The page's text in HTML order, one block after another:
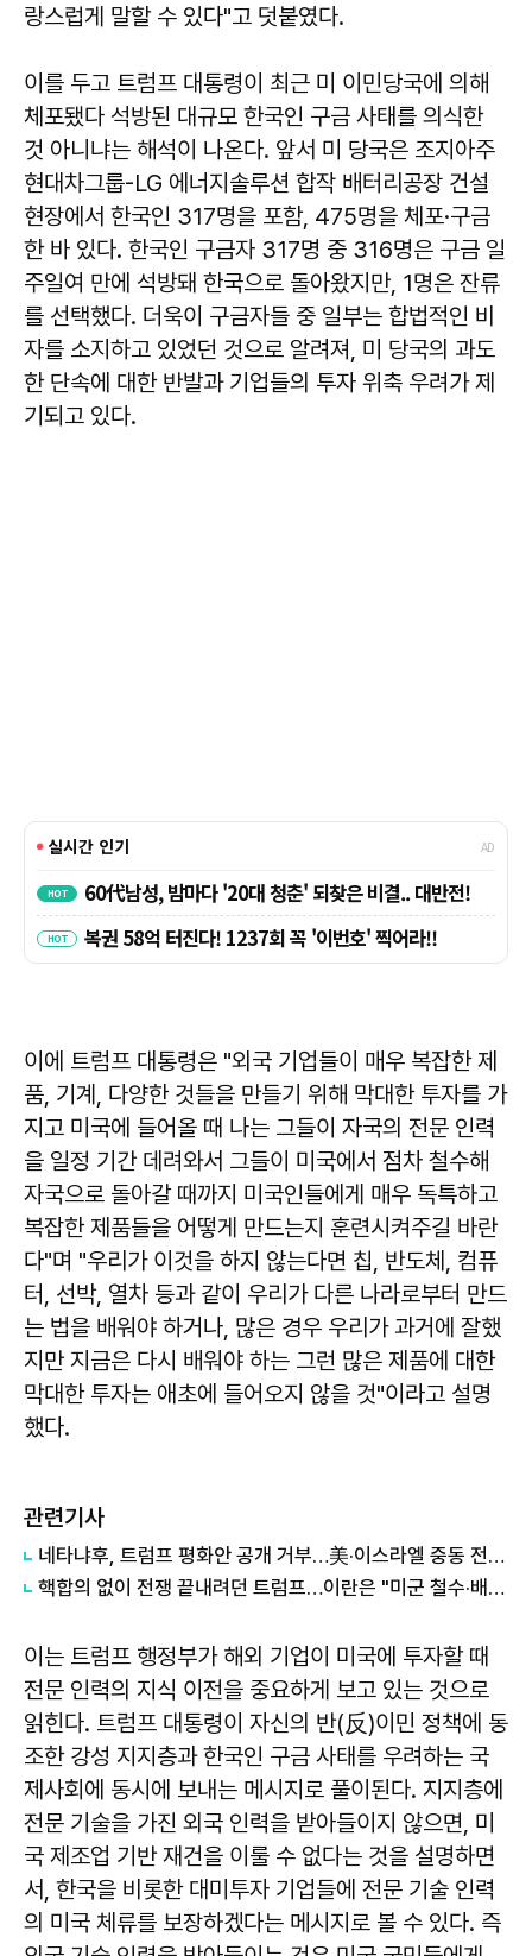
랑스럽게 말할 수 있다"고 덧붙였다.
이를 두고 트럼프 대통령이 최근 미 이민당국에 의해
체포됐다 석방된 대규모 한국인 구금 사태를 의식한
것 아니냐는 해석이 나온다. 앞서 미 당국은 조지아주
현대차그룹-LG 에너지솔루션 합작 배터리공장 건설
현장에서 한국인 317명을 포함, 475명을 체포·구금
한 바 있다. 한국인 구금자 317명 중 316명은 구금 일
주일여 만에 석방돼 한국으로 돌아왔지만, 1명은 잔류
를 선택했다. 더욱이 구금자들 중 일부는 합법적인 비
자를 소지하고 있었던 것으로 알려져, 미 당국의 과도
한 단속에 대한 반발과 기업들의 투자 위축 우려가 제
기되고 있다.
이에 트럼프 대통령은 "외국 기업들이 매우 복잡한 제
품, 기계, 다양한 것들을 만들기 위해 막대한 투자를 가
지고 미국에 들어올 때 나는 그들이 자국의 전문 인력
을 일정 기간 데려와서 그들이 미국에서 점차 철수해
자국으로 돌아갈 때까지 미국인들에게 매우 독특하고
복잡한 제품들을 어떻게 만드는지 훈련시켜주길 바란
다"며 "우리가 이것을 하지 않는다면 칩, 반도체, 컴퓨
터, 선박, 열차 등과 같이 우리가 다른 나라로부터 만드
는 법을 배워야 하거나, 많은 경우 우리가 과거에 잘했
지만 지금은 다시 배워야 하는 그런 많은 제품에 대한
막대한 투자는 애초에 들어오지 않을 것"이라고 설명
했다.
관련기사
네타냐후, 트럼프 평화안 공개 거부…美·이스라엘 중동 전략 '충돌'
핵합의 없이 전쟁 끝내려던 트럼프…이란은 "미군 철수·배상부터"
이는 트럼프 행정부가 해외 기업이 미국에 투자할 때
전문 인력의 지식 이전을 중요하게 보고 있는 것으로
읽힌다. 트럼프 대통령이 자신의 반(反)이민 정책에 동
조한 강성 지지층과 한국인 구금 사태를 우려하는 국
제사회에 동시에 보내는 메시지로 풀이된다. 지지층에
전문 기술을 가진 외국 인력을 받아들이지 않으면, 미
국 제조업 기반 재건을 이룰 수 없다는 것을 설명하면
서, 한국을 비롯한 대미투자 기업들에 전문 기술 인력
의 미국 체류를 보장하겠다는 메시지로 볼 수 있다. 즉